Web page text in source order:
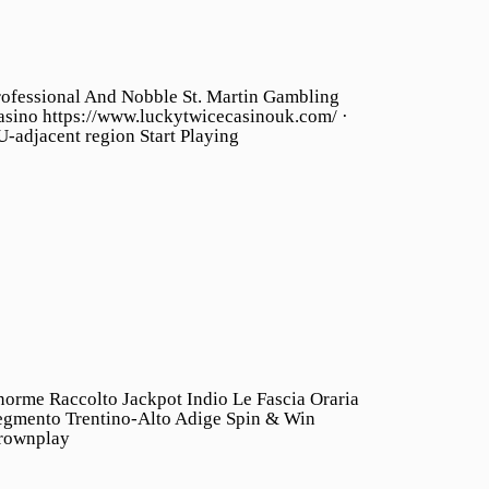
And Nobble St. Martin Gambling
https://www.luckytwicecasinouk.com/ ·
adjacent region Start Playing
Raccolto Jackpot Indio Le Fascia Oraria
Trentino-Alto Adige Spin & Win